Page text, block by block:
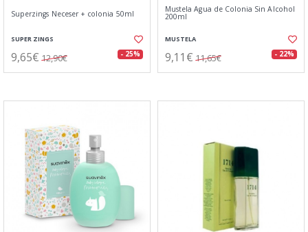
Superzings Neceser + colonia 50ml
SUPER ZINGS
9,65€ 12,90€ - 25%
Mustela Agua de Colonia Sin Alcohol
200ml
MUSTELA
9,11€ 11,65€ - 22%